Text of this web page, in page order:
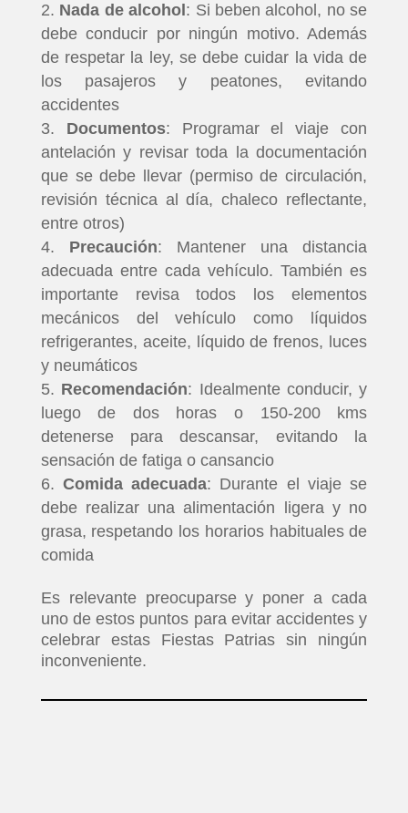
Nada de alcohol : Si beben alcohol, no se
debe conducir por ningún motivo. Además
de respetar la ley, se debe cuidar la vida de
los pasajeros y peatones, evitando
accidentes
Documentos: Programar el viaje con
antelación y revisar toda la documentación
que se debe llevar (permiso de circulación,
revisión técnica al día, chaleco reflectante,
entre otros)
Precaución: Mantener una distancia
adecuada entre cada vehículo. También es
importante revisa todos los elementos
mecánicos del vehículo como líquidos
refrigerantes, aceite, líquido de frenos, luces
y neumáticos
Recomendación: Idealmente conducir, y
luego de dos horas o 150-200 kms
detenerse para descansar, evitando la
sensación de fatiga o cansancio
Comida adecuada: Durante el viaje se
debe realizar una alimentación ligera y no
grasa, respetando los horarios habituales de
comida
Es relevante preocuparse y poner a cada
uno de estos puntos para evitar accidentes y
celebrar estas Fiestas Patrias sin ningún
inconveniente.